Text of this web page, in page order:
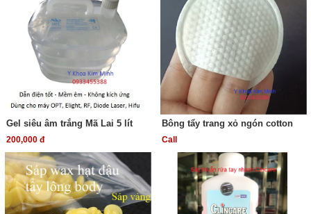
Gel siêu âm trắng Mã Lai 5 lít
200,000 đ
Bông tẩy trang xỏ ngón cotton
Call